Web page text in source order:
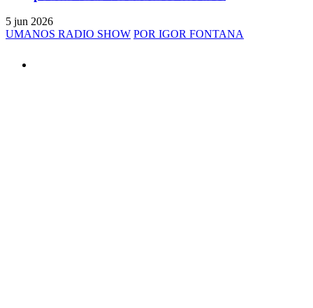
5 jun 2026
UMANOS RADIO SHOW POR IGOR FONTANA